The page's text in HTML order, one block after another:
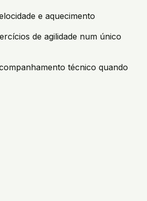
e aquecimento
de agilidade num único
técnico quando